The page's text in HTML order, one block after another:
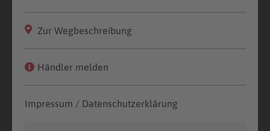
Zur Wegbeschreibung
Händler melden
Impressum / Datenschutzerklärung